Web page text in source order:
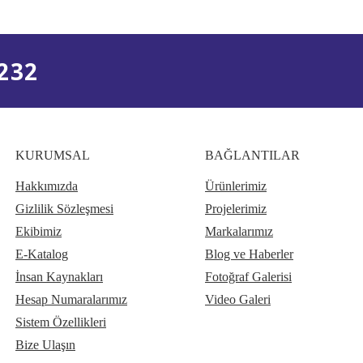
KURUMSAL
Hakkımızda
Gizlilik Sözleşmesi
Ekibimiz
E-Katalog
İnsan Kaynakları
Hesap Numaralarımız
Sistem Özellikleri
Bize Ulaşın
BAĞLANTILAR
Ürünlerimiz
Projelerimiz
Markalarımız
Blog ve Haberler
Fotoğraf Galerisi
Video Galeri